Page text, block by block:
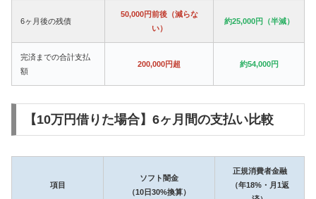
6ヶ月後の残債
50,000円前後（減らな
い）
約25,000円（半減）
完済までの合計支払
額
200,000円超 約54,000円
【10万円借りた場合】6ヶ月間の支払い比較
項目
ソフト闇金
（10日30%換算）
正規消費者金融
（年18%・月1返